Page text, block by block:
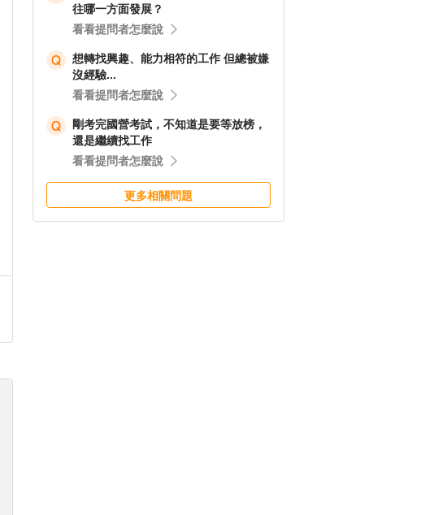
往哪一方面發展？
看看提問者怎麼說
想轉找興趣、能力相符的工作 但總被嫌
沒經驗...
看看提問者怎麼說
剛考完國營考試，不知道是要等放榜，
還是繼續找工作
看看提問者怎麼說
更多相關問題